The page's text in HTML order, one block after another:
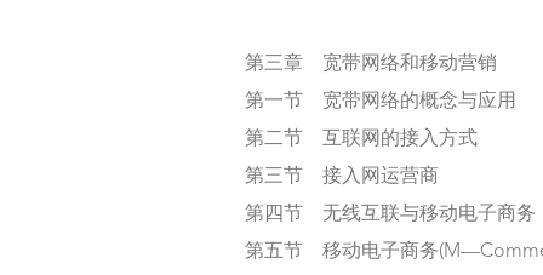
第三章 宽带网络和移动营销
第一节 宽带网络的概念与应用
第二节 互联网的接入方式
第三节 接入网运营商
第四节 无线互联与移动电子商务
第五节 移动电子商务